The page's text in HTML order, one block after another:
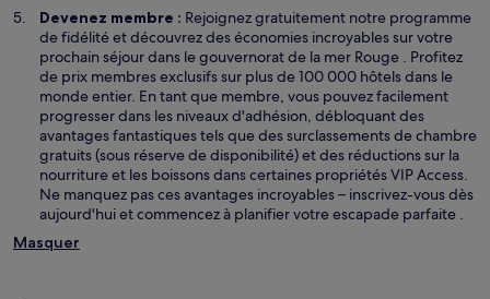
Devenez membre : Rejoignez gratuitement notre programme
de fidélité et découvrez des économies incroyables sur votre
prochain séjour dans le gouvernorat de la mer Rouge . Profitez
de prix membres exclusifs sur plus de 100 000 hôtels dans le
monde entier. En tant que membre, vous pouvez facilement
progresser dans les niveaux d'adhésion, débloquant des
avantages fantastiques tels que des surclassements de chambre
gratuits (sous réserve de disponibilité) et des réductions sur la
nourriture et les boissons dans certaines propriétés VIP Access.
Ne manquez pas ces avantages incroyables – inscrivez-vous dès
aujourd'hui et commencez à planifier votre escapade parfaite .
Masquer